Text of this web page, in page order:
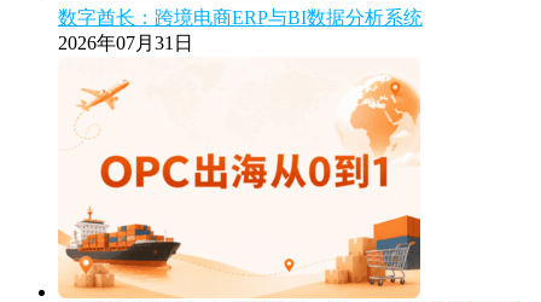
数字酋长：跨境电商ERP与BI数据分析系统
2026年07月31日